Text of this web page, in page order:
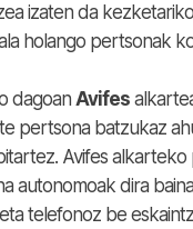
izaten da
holango pertsonak
dagoan Avifes
pertsona batzukaz
Avifes alkarteko
autonomoak dira
telefonoz be